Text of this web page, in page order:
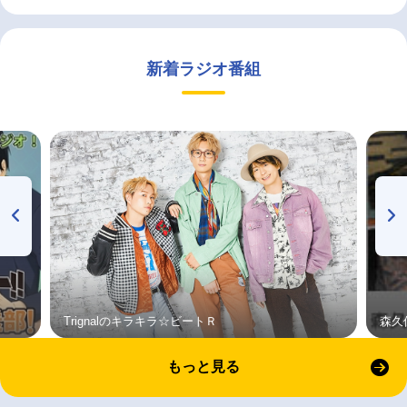
新着ラジオ番組
Trignalのキラキラ☆ビートＲ 森久
もっと見る